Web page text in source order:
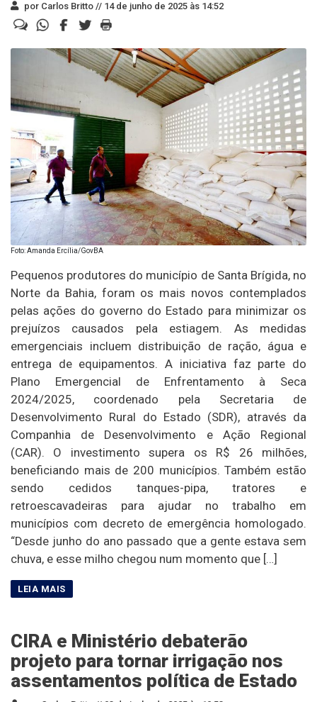
por Carlos Britto // 14 de junho de 2025 às 14:52
Foto: Amanda Ercília/GovBA
Pequenos produtores do município de Santa Brígida, no
Norte da Bahia, foram os mais novos contemplados
pelas ações do governo do Estado para minimizar os
prejuízos causados pela estiagem. As medidas
emergenciais incluem distribuição de ração, água e
entrega de equipamentos. A iniciativa faz parte do
Plano Emergencial de Enfrentamento à Seca
2024/2025, coordenado pela Secretaria de
Desenvolvimento Rural do Estado (SDR), através da
Companhia de Desenvolvimento e Ação Regional
(CAR). O investimento supera os R$ 26 milhões,
beneficiando mais de 200 municípios. Também estão
sendo cedidos tanques-pipa, tratores e
retroescavadeiras para ajudar no trabalho em
municípios com decreto de emergência homologado.
“Desde junho do ano passado que a gente estava sem
chuva, e esse milho chegou num momento que […]
CIRA e Ministério debaterão
projeto para tornar irrigação nos
assentamentos política de Estado